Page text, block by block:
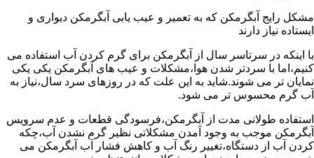
مشکل رایج آبگرمکن که به تعمیر و عیب یابی آبگرمکن دیواری و
ایستاده نیاز دارند
با اینکه در سرتاسر سال از آبگرمکن برای گرم کردن آب استفاده می
کنیم،اما با سردتر شدن هوا،مشکلات و عیب های آبگرمکن یکی یکی
نمایان تر می شوند.شاید به این علت که در روزهای سرد سال،نیاز به
آب گرم محسوس تر می شود.
استفاده طولانی مدت از آبگرمکن،فرسودگی قطعات و عدم سرویس
آبگرمکن موجب به وجود آمدن مشکلاتی نظیر گرم نشدن آب،چکه
کردن آب از دستگاه،تغییر رنگ آب و کاهش فشار آب آبگرمکن می